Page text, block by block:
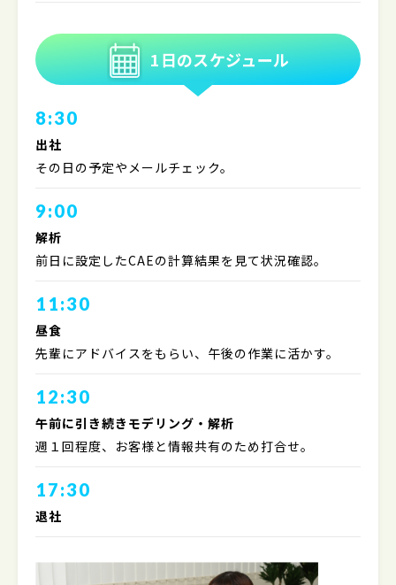
1日のスケジュール
8:30
出社
その日の予定やメールチェック。
9:00
解析
前日に設定したCAEの計算結果を見て状況確認。
11:30
昼食
先輩にアドバイスをもらい、午後の作業に活かす。
12:30
午前に引き続きモデリング・解析
週１回程度、お客様と情報共有のため打合せ。
17:30
退社